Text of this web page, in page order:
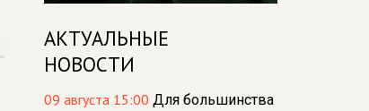
АКТУАЛЬНЫЕ
НОВОСТИ
09 августа 15:00 Для большинства